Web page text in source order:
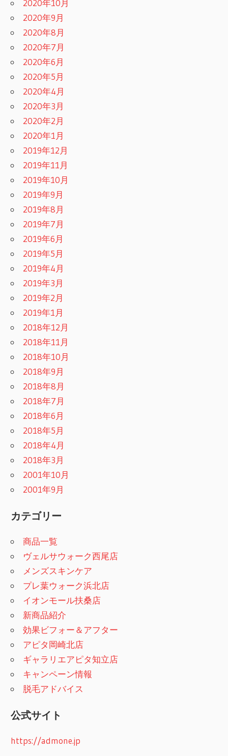
2020年10月
2020年9月
2020年8月
2020年7月
2020年6月
2020年5月
2020年4月
2020年3月
2020年2月
2020年1月
2019年12月
2019年11月
2019年10月
2019年9月
2019年8月
2019年7月
2019年6月
2019年5月
2019年4月
2019年3月
2019年2月
2019年1月
2018年12月
2018年11月
2018年10月
2018年9月
2018年8月
2018年7月
2018年6月
2018年5月
2018年4月
2018年3月
2001年10月
2001年9月
カテゴリー
商品一覧
ヴェルサウォーク西尾店
メンズスキンケア
プレ葉ウォーク浜北店
イオンモール扶桑店
新商品紹介
効果ビフォー＆アフター
アピタ岡崎北店
ギャラリエアピタ知立店
キャンペーン情報
脱毛アドバイス
公式サイト
https://admone.jp